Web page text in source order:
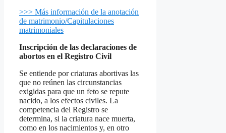
>>> Más información de la anotación
de matrimonio/Capitulaciones
matrimoniales
Inscripción de las declaraciones de
abortos en el Registro Civil
Se entiende por criaturas abortivas las
que no reúnen las circunstancias
exigidas para que un feto se repute
nacido, a los efectos civiles. La
competencia del Registro se
determina, si la criatura nace muerta,
como en los nacimientos y, en otro